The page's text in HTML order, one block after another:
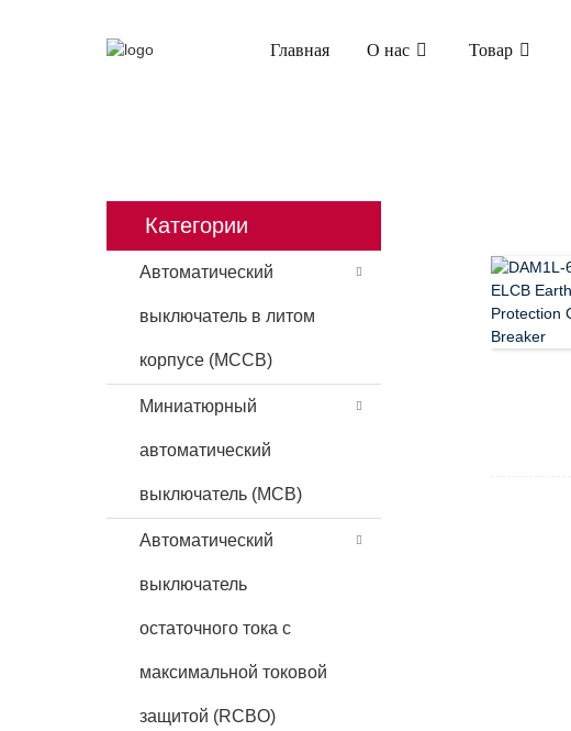
Главная О нас Товар
Категории
Автоматический
выключатель в литом
корпусе (MCCB)
Миниатюрный
автоматический
выключатель (MCB)
Автоматический
выключатель
остаточного тока с
максимальной токовой
защитой (RCBO)